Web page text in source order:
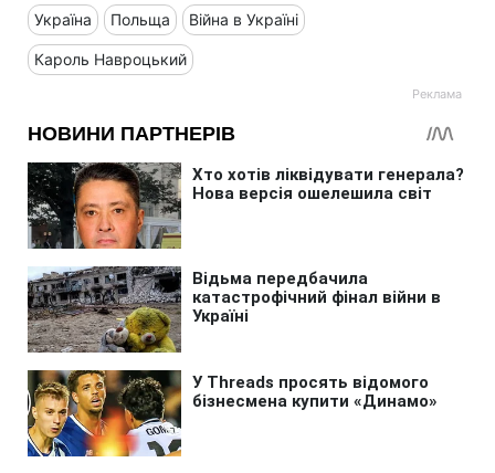
Україна Польща Війна в Україні
Кароль Навроцький